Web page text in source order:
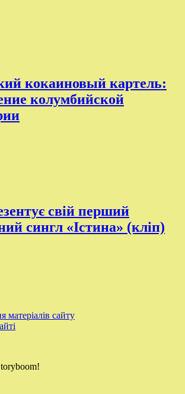
кокаиновый картель:
колумбийской
свій перший
сингл «Істина» (кліп)
матеріалів сайту